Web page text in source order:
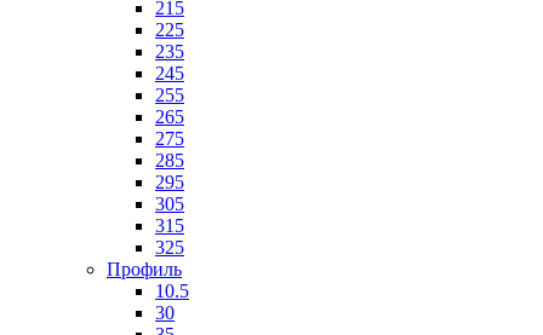
215
225
235
245
255
265
275
285
295
305
315
325
Профиль
10.5
30